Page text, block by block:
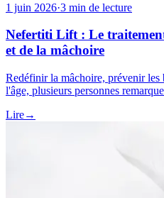
1 juin 2026·3 min de lecture
Nefertiti Lift : Le
et de la mâchoire
Redéfinir la mâchoire, prévenir
l'âge, plusieurs personnes
Lire→